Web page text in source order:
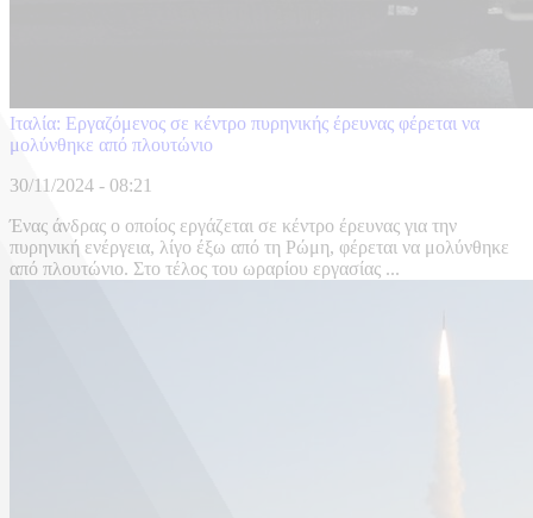
Ιταλία: Εργαζόμενος σε κέντρο πυρηνικής έρευνας φέρεται να
μολύνθηκε από πλουτώνιο
30/11/2024 - 08:21
Ένας άνδρας ο οποίος εργάζεται σε κέντρο έρευνας για την
πυρηνική ενέργεια, λίγο έξω από τη Ρώμη, φέρεται να μολύνθηκε
από πλουτώνιο. Στο τέλος του ωραρίου εργασίας ...